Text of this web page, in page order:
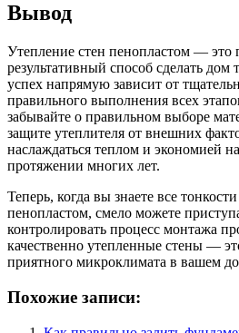
Вывод
Утепление стен пенопластом — это
результативный способ сделать
успех напрямую зависит от
правильного выполнения всех
забывайте о правильном выборе
защите утеплителя от внешних
наслаждаться теплом и экономией
протяжении многих лет.
Теперь, когда вы знаете все
пенопластом, смело можете
контролировать процесс монтажа
качественно утепленные стены —
приятного микроклимата в вашем
Похожие записи: